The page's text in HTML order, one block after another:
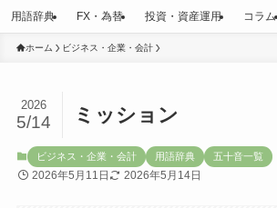
用語辞典 FX・為替 投資・資産運用 コラム
ホーム ビジネス・企業・会計
ミッション
2026
5/14
ビジネス・企業・会計 用語辞典 五十音一覧
2026年5月11日 2026年5月14日